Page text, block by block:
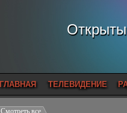
ГЛАВНАЯ ТЕЛЕВИДЕНИЕ
Смотреть все